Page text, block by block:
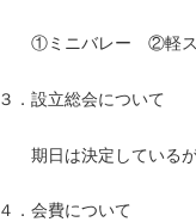
①ミニバレー ②軽スポ
３． 設立総会について
期日は決定しているが
４．会費について